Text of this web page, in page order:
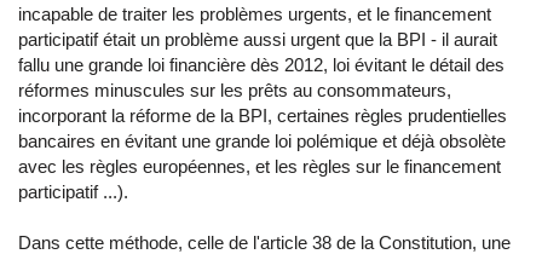
incapable de traiter les problèmes urgents, et le financement
participatif était un problème aussi urgent que la BPI - il aurait
fallu une grande loi financière dès 2012, loi évitant le détail des
réformes minuscules sur les prêts au consommateurs,
incorporant la réforme de la BPI, certaines règles prudentielles
bancaires en évitant une grande loi polémique et déjà obsolète
avec les règles européennes, et les règles sur le financement
participatif ...).
Dans cette méthode, celle de l'article 38 de la Constitution, une